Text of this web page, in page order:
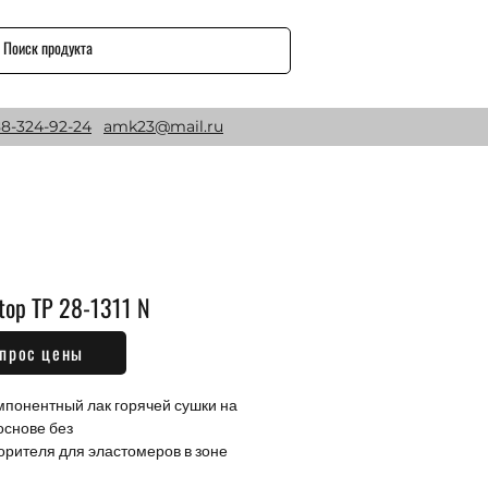
324-92-24 amk23@mail.ru
TP 28-1311 N
Цена
лак горячей сушки на
без
для эластомеров в зоне
цены